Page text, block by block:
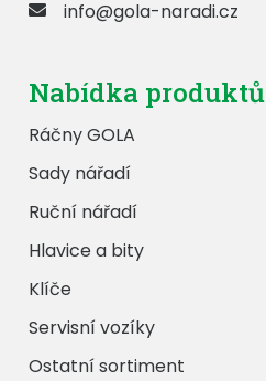
info@gola-naradi.cz
Nabídka produktů
Ráčny GOLA
Sady nářadí
Ruční nářadí
Hlavice a bity
Klíče
Servisní vozíky
Ostatní sortiment